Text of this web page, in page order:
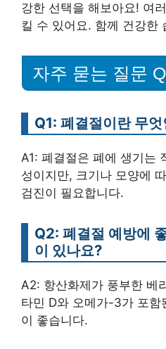
강한 선택을 해보아요! 여
킬 수 있어요. 함께 건강한
자주 묻는 질문
Q1: 폐결절이란 무
A1: 폐결절은 폐에 생기는
성이지만, 크기나 모양에
검진이 필요합니다.
Q2: 폐결절 예방에
이 있나요?
A2: 항산화제가 풍부한 베
타민 D와 오메가-3가 포함
이 좋습니다.